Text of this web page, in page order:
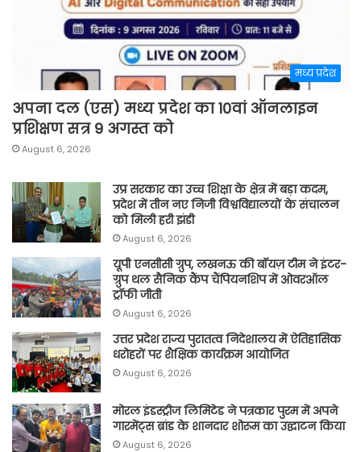
मध्य प्रदेश
अपना दल (एस) मध्य प्रदेश का 10वां ऑनलाइन
प्रशिक्षण सत्र 9 अगस्त को
August 6, 2026
उप्र सरकार का उच्च शिक्षा के क्षेत्र में बड़ा कदम,
प्रदेश में तीन नए निजी विश्वविद्यालयों के संचालन
को मिली हरी झंडी
August 6, 2026
यूपी एनसीसी ग्रुप, लखनऊ की बॉयज़ टीम ने इंटर-
ग्रुप थल सैनिक कैंप चैंपियनशिप में ओवरऑल
ट्रॉफी जीती
August 6, 2026
उत्तर प्रदेश राज्य पुरातत्व निदेशालय में ऐतिहासिक
धरोहरों पर शैक्षिक कार्यक्रम आयोजित
August 6, 2026
मोरल इंडस्ट्रीज लिमिटेड ने पत्रकार पुरम में अपने
गारमेंट्स ब्रांड के शानदार शोरूम का उद्घाटन किया
August 6, 2026